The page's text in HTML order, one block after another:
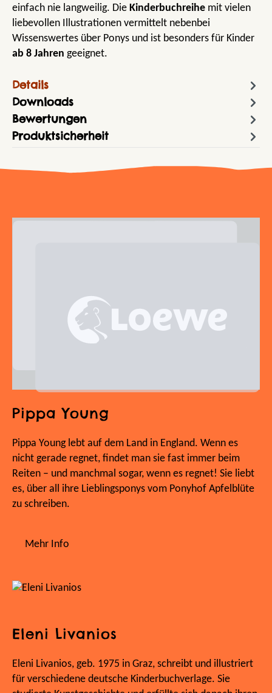
einfach nie langweilig. Die Kinderbuchreihe mit vielen
liebevollen Illustrationen vermittelt nebenbei
Wissenswertes über Ponys und ist besonders für Kinder
ab 8 Jahren geeignet.
Details
Downloads
Bewertungen
Produktsicherheit
Pippa Young
Pippa Young lebt auf dem Land in England. Wenn es
nicht gerade regnet, findet man sie fast immer beim
Reiten – und manchmal sogar, wenn es regnet! Sie liebt
es, über all ihre Lieblingsponys vom Ponyhof Apfelblüte
zu schreiben.
Mehr Info
Eleni Livanios
Eleni Livanios, geb. 1975 in Graz, schreibt und illustriert
für verschiedene deutsche Kinderbuchverlage. Sie